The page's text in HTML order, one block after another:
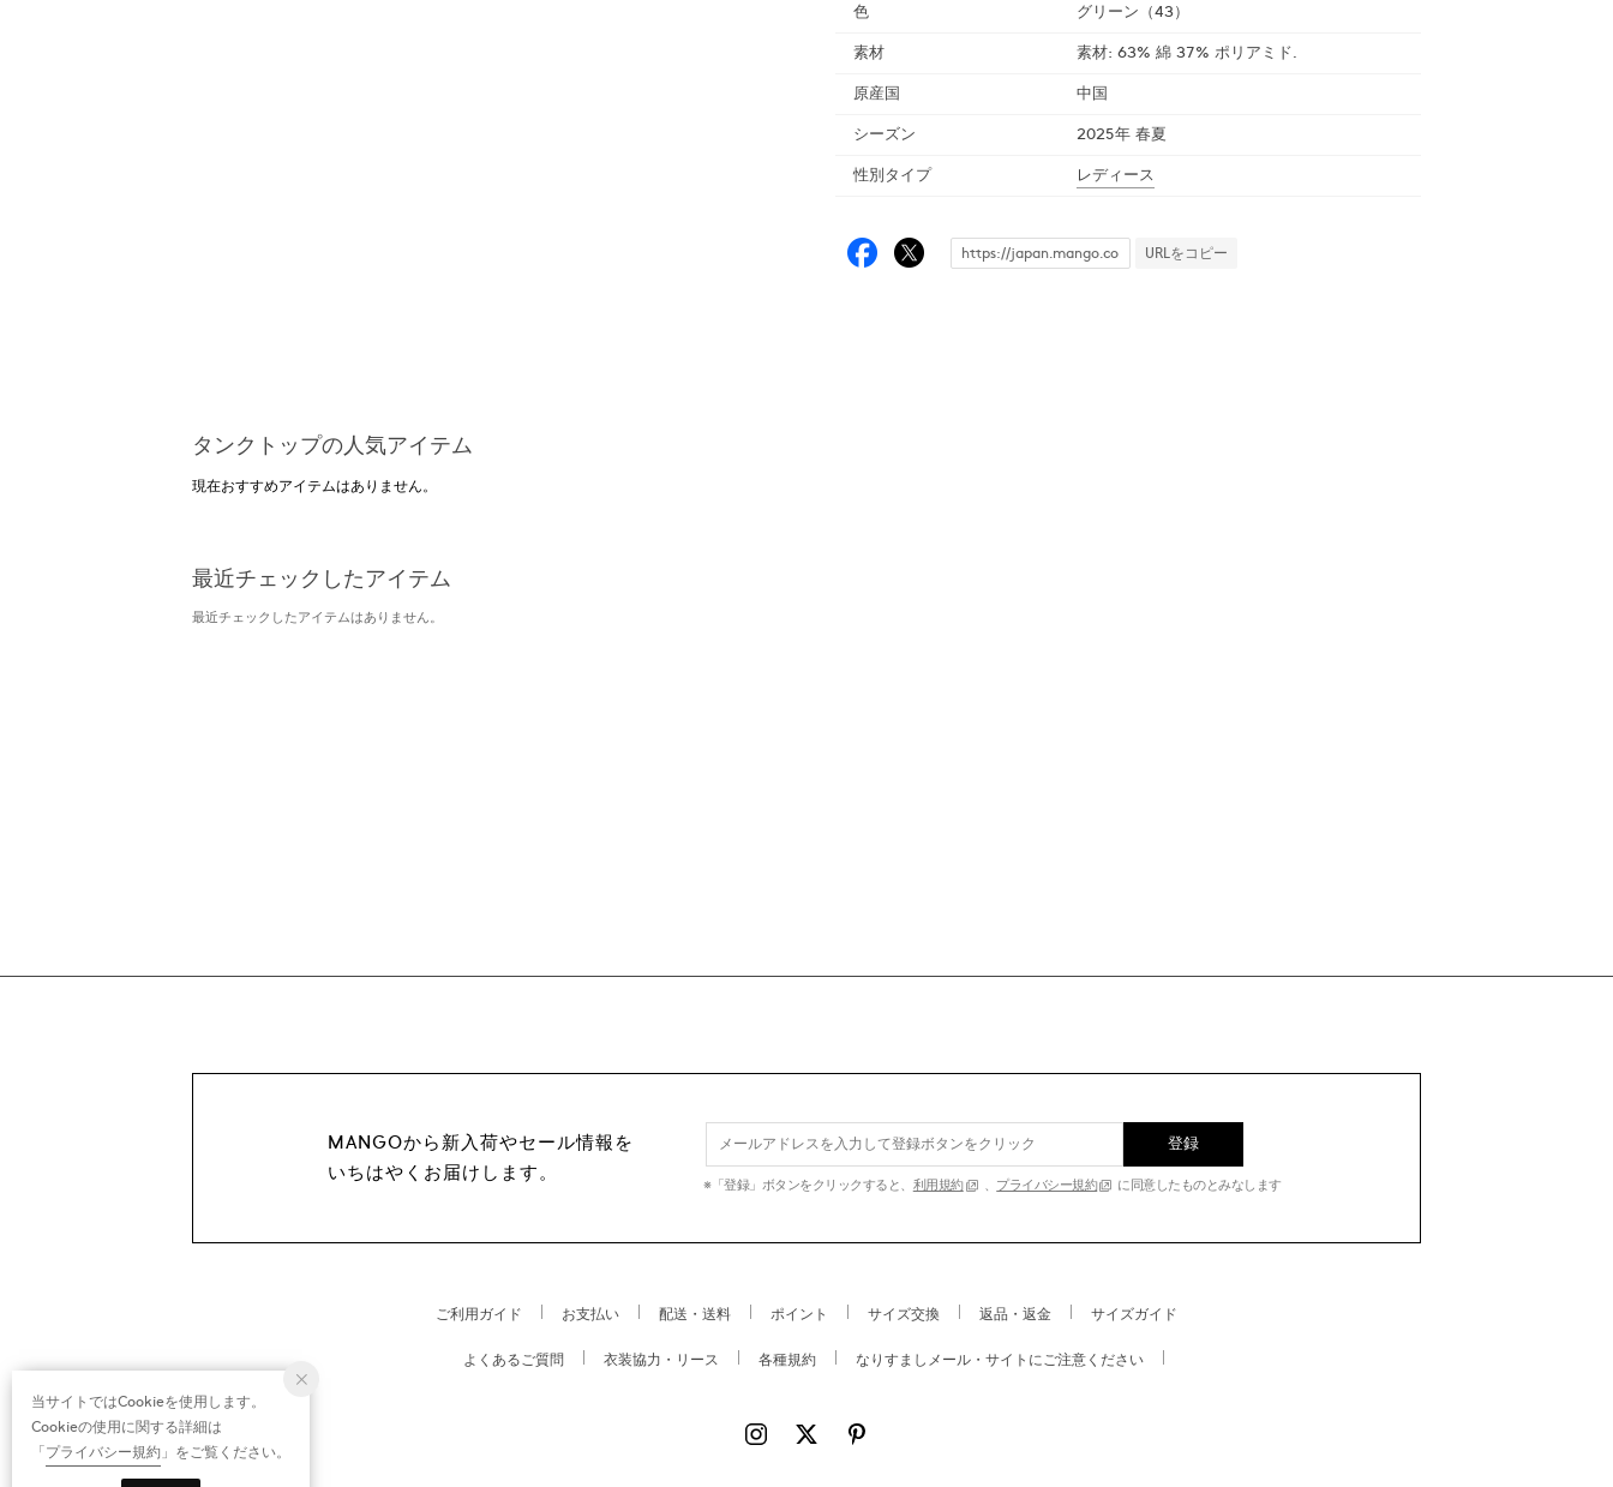
色
グリーン（43）
素材
素材: 63% 綿 37% ポリアミド.
原産国
中国
シーズン
2025年 春夏
性別タイプ
レディース
URLをコピー
タンクトップの人気アイテム
現在おすすめアイテムはありません。
最近チェックしたアイテム
最近チェックしたアイテムはありません。
MANGOから新入荷やセール情報を
いちはやくお届けします。
登録
※「登録」ボタンをクリックすると、 利用規約 、 プライバシー規約 に同意したものとみなします
ご利用ガイド お支払い 配送・送料 ポイント サイズ交換 返品・返金 サイズガイド
よくあるご質問 衣装協力・リース 各種規約 なりすましメール・サイトにご注意ください
当サイトではCookieを使用します。
Cookieの使用に関する詳細は
「プライバシー規約 」をご覧ください。